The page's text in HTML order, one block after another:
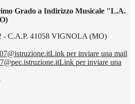
Grado a Indirizzo Musicale "L.A.
- C.A.P. 41058 VIGNOLA (MO)
Link per inviare una mail
Link per inviare una